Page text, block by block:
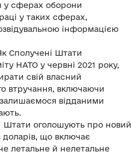
у сферах оборони
у таких сферах,
інформацією
Сполучені Штати
НАТО у червні 2021 року,
свій власний
втручання, включаючи
відданими
Штати оголошують про новий
доларів, що включає
летальне й нелетальне